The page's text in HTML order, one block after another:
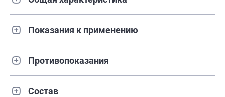
Показания к применению
Противопоказания
Состав